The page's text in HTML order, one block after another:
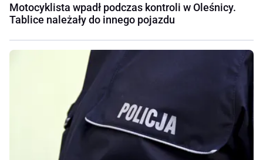
Motocyklista wpadł podczas kontroli w Oleśnicy.
Tablice należały do innego pojazdu